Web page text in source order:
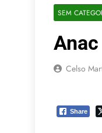
SEM
Celso
Share